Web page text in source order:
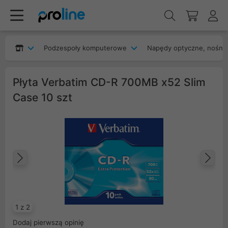
Podzespoły komputerowe Napędy optyczne,
Płyta Verbatim CD-R 700MB x52 Slim
Case 10 szt
1 z 2
Poprzedni
Dodaj pierwszą opinię